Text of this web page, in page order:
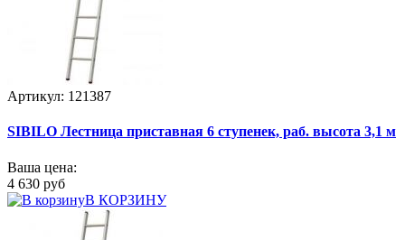
Артикул: 121387
SIBILO Лестница приставная 6 ступенек, раб. высота 3,1 м
Ваша цена:
4 630 руб
В КОРЗИНУ